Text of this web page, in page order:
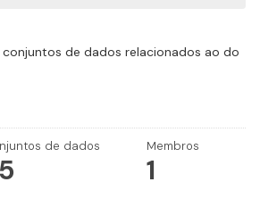
de dados relacionados ao do
de dados Membros
1